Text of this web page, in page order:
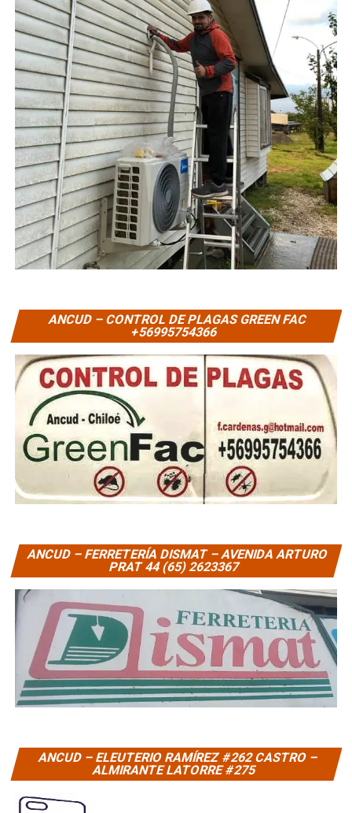
ANCUD – CONTROL DE PLAGAS GREEN FAC
+56995754366
ANCUD – FERRETERÍA DISMAT – AVENIDA ARTURO
PRAT 44 (65) 2623367
ANCUD – ELEUTERIO RAMÍREZ #262 CASTRO –
ALMIRANTE LATORRE #275